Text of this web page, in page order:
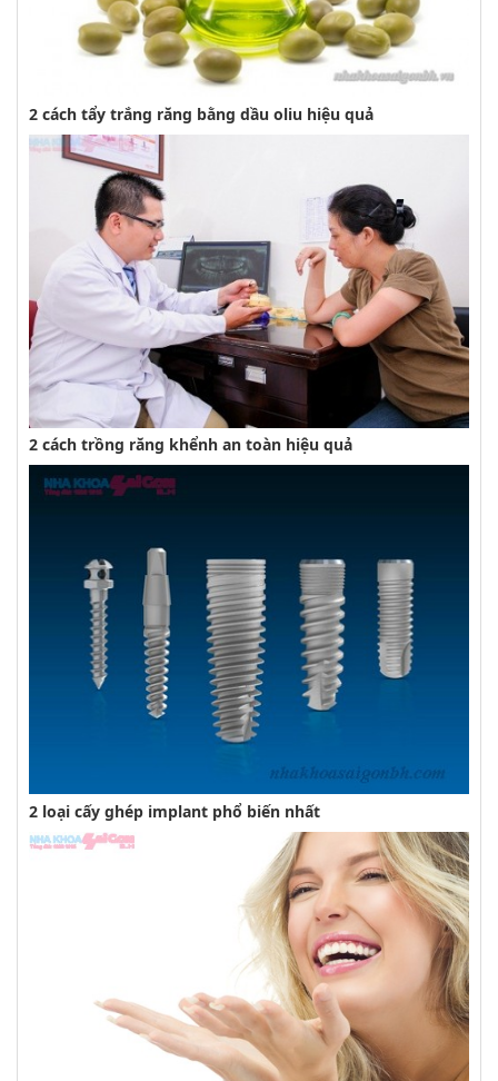
2 cách tẩy trắng răng bằng dầu oliu hiệu quả
2 cách trồng răng khểnh an toàn hiệu quả
2 loại cấy ghép implant phổ biến nhất